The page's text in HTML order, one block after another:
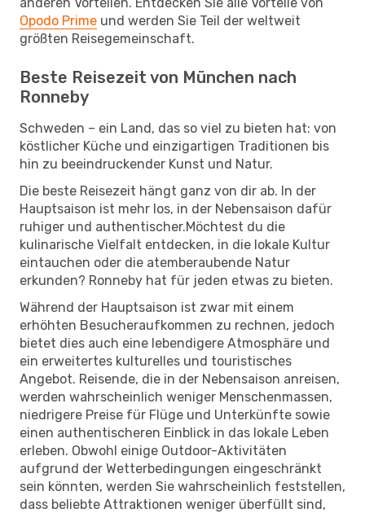
Opodo Prime und werden Sie Teil der weltweit
größten Reisegemeinschaft.
Beste Reisezeit von München nach
Ronneby
Schweden – ein Land, das so viel zu bieten hat: von
köstlicher Küche und einzigartigen Traditionen bis
hin zu beeindruckender Kunst und Natur.
Die beste Reisezeit hängt ganz von dir ab. In der
Hauptsaison ist mehr los, in der Nebensaison dafür
ruhiger und authentischer.Möchtest du die
kulinarische Vielfalt entdecken, in die lokale Kultur
eintauchen oder die atemberaubende Natur
erkunden? Ronneby hat für jeden etwas zu bieten.
Während der Hauptsaison ist zwar mit einem
erhöhten Besucheraufkommen zu rechnen, jedoch
bietet dies auch eine lebendigere Atmosphäre und
ein erweitertes kulturelles und touristisches
Angebot. Reisende, die in der Nebensaison anreisen,
werden wahrscheinlich weniger Menschenmassen,
niedrigere Preise für Flüge und Unterkünfte sowie
einen authentischeren Einblick in das lokale Leben
erleben. Obwohl einige Outdoor-Aktivitäten
aufgrund der Wetterbedingungen eingeschränkt
sein könnten, werden Sie wahrscheinlich feststellen,
dass beliebte Attraktionen weniger überfüllt sind,